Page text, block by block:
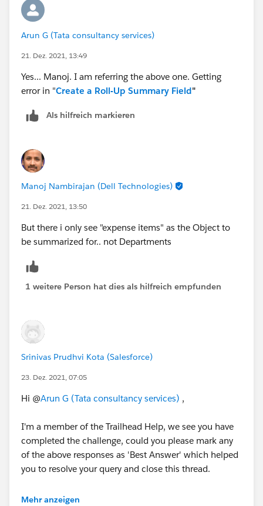
Arun G (Tata consultancy services)
21. Dez. 2021, 13:49
Yes... Manoj. I am referring the above one. Getting
error in "Create a Roll-Up Summary Field"
Als hilfreich markieren
Manoj Nambirajan (Dell Technologies)
21. Dez. 2021, 13:50
But there i only see "expense items" as the Object to
be summarized for.. not Departments
1 weitere Person hat dies als hilfreich empfunden
Srinivas Prudhvi Kota (Salesforce)
23. Dez. 2021, 07:05
Hi @Arun G (Tata consultancy services) ,
I'm a member of the Trailhead Help, we see you have
completed the challenge, could you please mark any
of the above responses as 'Best Answer' which helped
you to resolve your query and close this thread.
Thank you!
Mehr anzeigen